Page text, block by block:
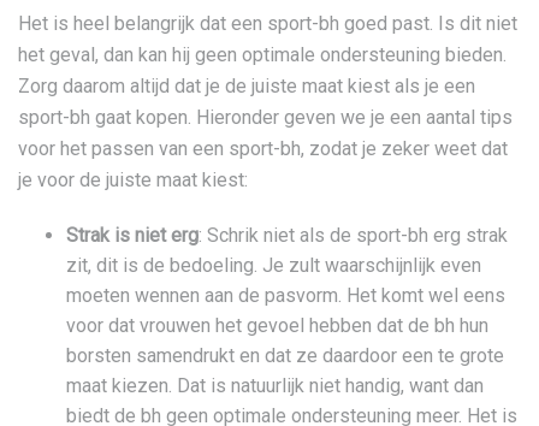
Het is heel belangrijk dat een sport-bh goed past. Is dit niet
het geval, dan kan hij geen optimale ondersteuning bieden.
Zorg daarom altijd dat je de juiste maat kiest als je een
sport-bh gaat kopen. Hieronder geven we je een aantal tips
voor het passen van een sport-bh, zodat je zeker weet dat
je voor de juiste maat kiest:
Strak is niet erg: Schrik niet als de sport-bh erg strak
zit, dit is de bedoeling. Je zult waarschijnlijk even
moeten wennen aan de pasvorm. Het komt wel eens
voor dat vrouwen het gevoel hebben dat de bh hun
borsten samendrukt en dat ze daardoor een te grote
maat kiezen. Dat is natuurlijk niet handig, want dan
biedt de bh geen optimale ondersteuning meer. Het is